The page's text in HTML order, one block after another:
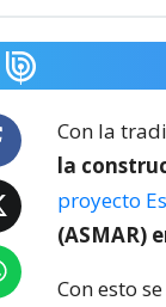
Con la
la
proyecto
(ASMAR)
Con esto